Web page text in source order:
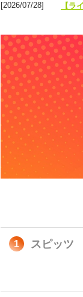
[2026/07/28] 【ラ
[2026/07/28] 【ラ
1 スピッツ